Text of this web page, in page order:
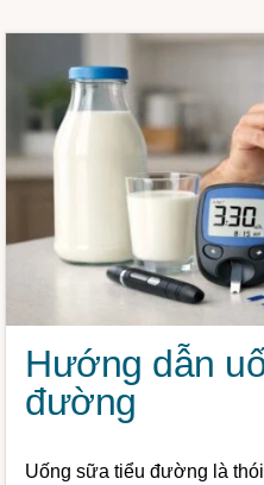
Hướng dẫn
đường
Uống sữa tiểu đường là